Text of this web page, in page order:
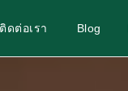
ติดต่อเรา Blog